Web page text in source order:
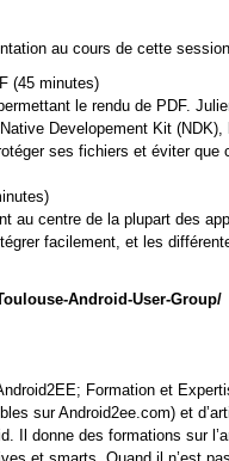
au cours de cette
(45 minutes)
le rendu de PDF.
Developement Kit (NDK),
ses fichiers et éviter
au centre de la plupart des
facilement, et les
Android-User-Group/
Formation et
sur Android2ee.com) et
Il donne des formations sur